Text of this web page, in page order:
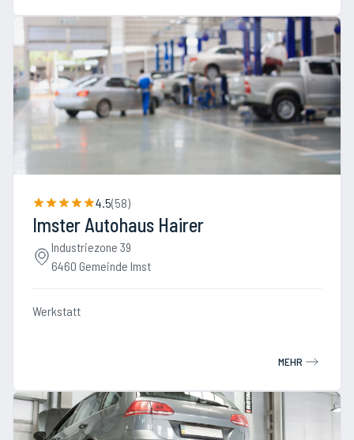
4.5(58)
Imster Autohaus Hairer
Industriezone 39
6460 Gemeinde Imst
Werkstatt
MEHR